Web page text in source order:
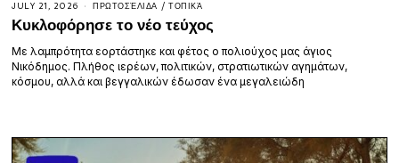
JULY 21, 2026 ΠΡΩΤΟΣΈΛΙΔΑ / ΤΟΠΙΚΆ
Κυκλοφόρησε το νέο τεύχος
Με λαμπρότητα εορτάστηκε και φέτος ο πολιούχος μας άγιος
Νικόδημος. Πλήθος ιερέων, πολιτικών, στρατιωτικών αγημάτων,
κόσμου, αλλά και βεγγαλικών έδωσαν ένα μεγαλειώδη